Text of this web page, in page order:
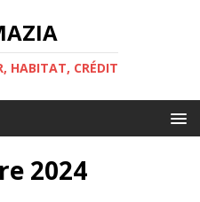
HABITAT, CRÉDIT
2024